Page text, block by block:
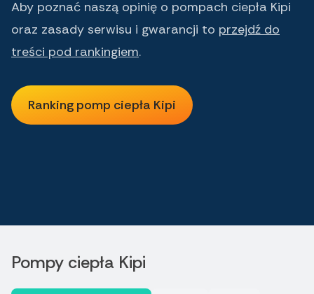
Aby poznać naszą opinię o pompach ciepła Kipi
oraz zasady serwisu i gwarancji to przejdź do
treści pod rankingiem.
Ranking pomp ciepła Kipi
Ranking pomp ciepła Kipi
Pompy ciepła Kipi